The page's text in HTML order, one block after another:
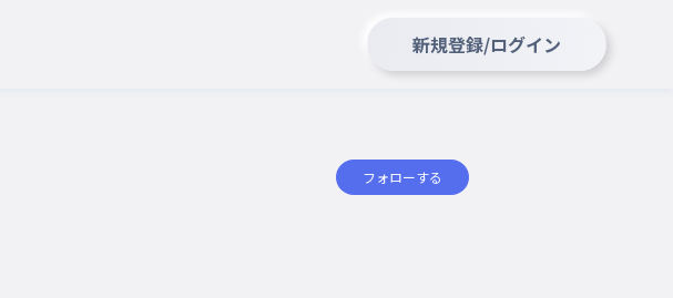
新規登録/ログイン
フォローする